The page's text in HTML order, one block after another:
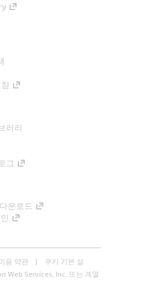
러리
그
운로드
용 약관
쿠키 기본 설
Web Services, Inc. 또는 계열